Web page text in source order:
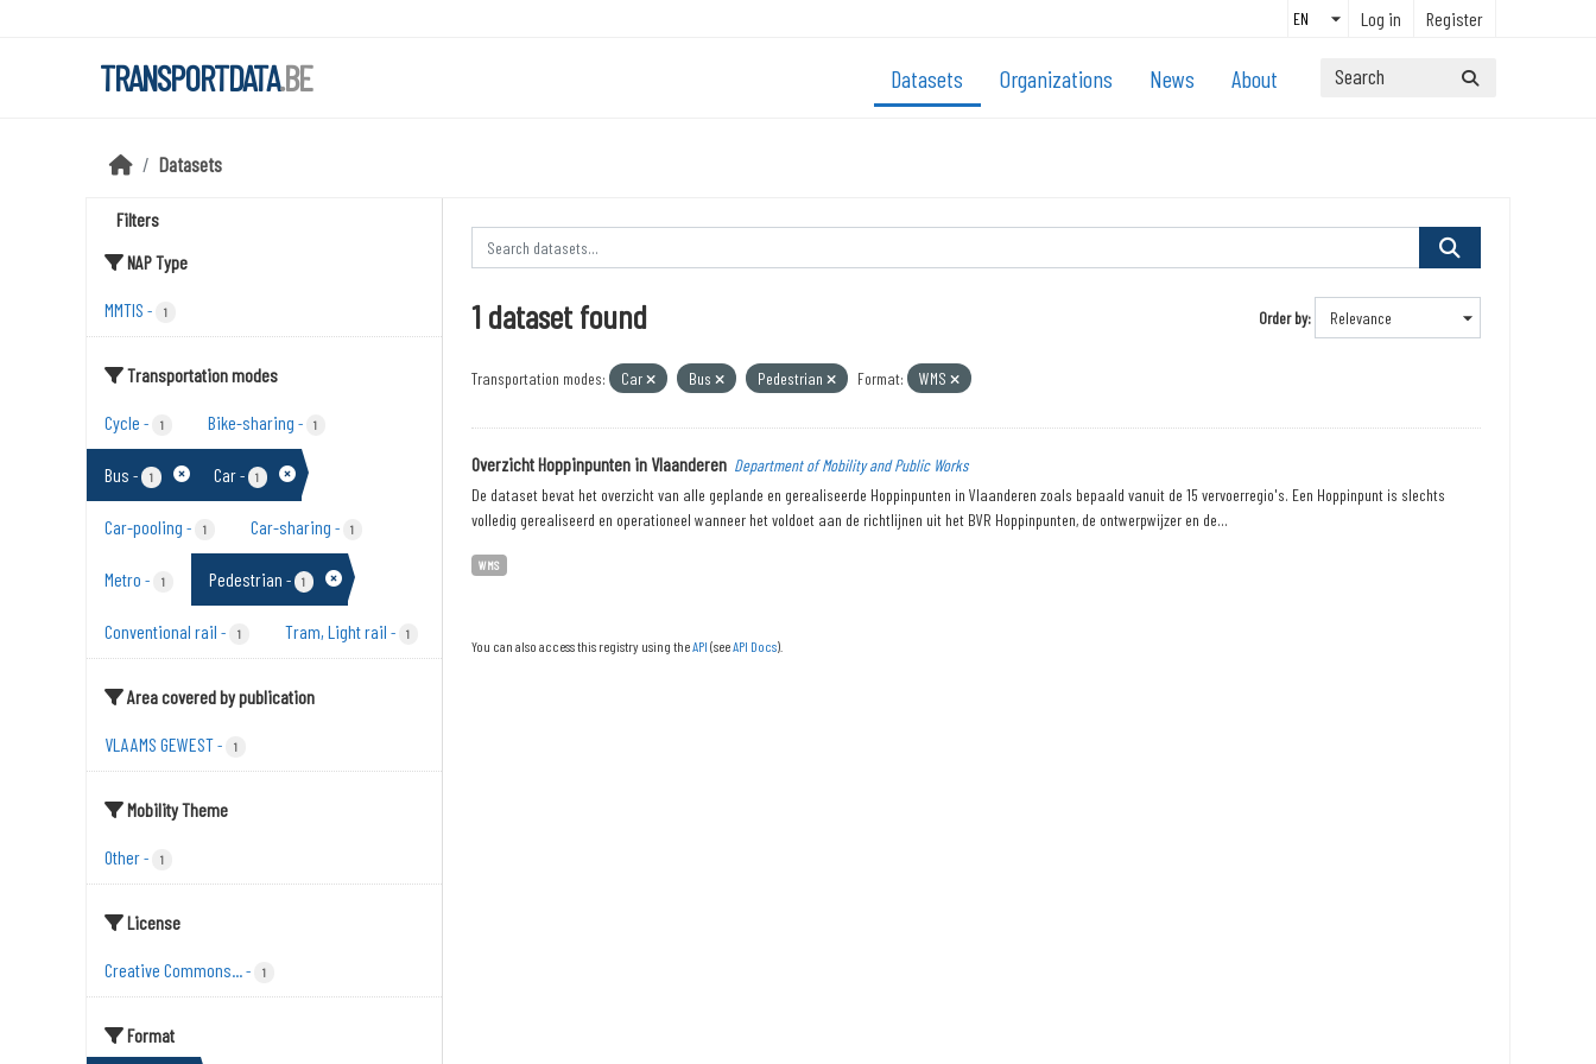
Log in Register
TRANSPORTDATA.BE Datasets Organizations News About
Datasets
Filters
NAP Type
MMTIS - 1
Transportation modes
Cycle - 1 Bike-sharing - 1
Bus - 1 Car- 1
Car-pooling - 1 Car-sharing - 1
Metro - 1 Pedestrian - 1
Conventional rail - 1 Tram, Light rail - 1
Area covered by publication
VLAAMS GEWEST- 1
Mobility Theme
Other- 1
License
Creative Commons...- 1
Format
Order by
1 dataset found
Transportation modes: Car Bus Pedestrian Format: WMS
Overzicht Hoppinpunten in Vlaanderen Department of Mobility and Public Works
De dataset bevat het overzicht van alle geplande en gerealiseerde Hoppinpunten in Vlaanderen zoals bepaald vanuit de 15 vervoerregio's. Een Hoppinpunt is slechts
volledig gerealiseerd en operationeel wanneer het voldoet aan de richtlijnen uit het BVR Hoppinpunten, de ontwerpwijzer en de...
WMS
You can also access this registry using theAPI (seeAPI Docs).